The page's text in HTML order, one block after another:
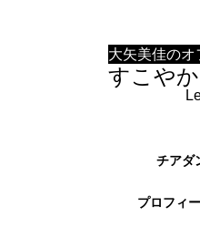
大矢美佳のオ
すこや
チアダ
プロフィ